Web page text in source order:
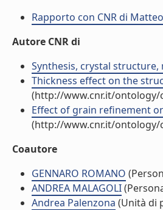
Rapporto con CNR di
Autore CNR di
Synthesis, crystal structure,
Thickness effect on the
(http://www.cnr.it/
Effect of grain refinement
(http://www.cnr.it/
Coautore
GENNARO ROMANO
ANDREA MALAGOLI
Andrea Palenzona (Unità di